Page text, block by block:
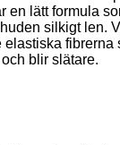
en lätt formula
silkigt len.
fibrerna
blir slätare.